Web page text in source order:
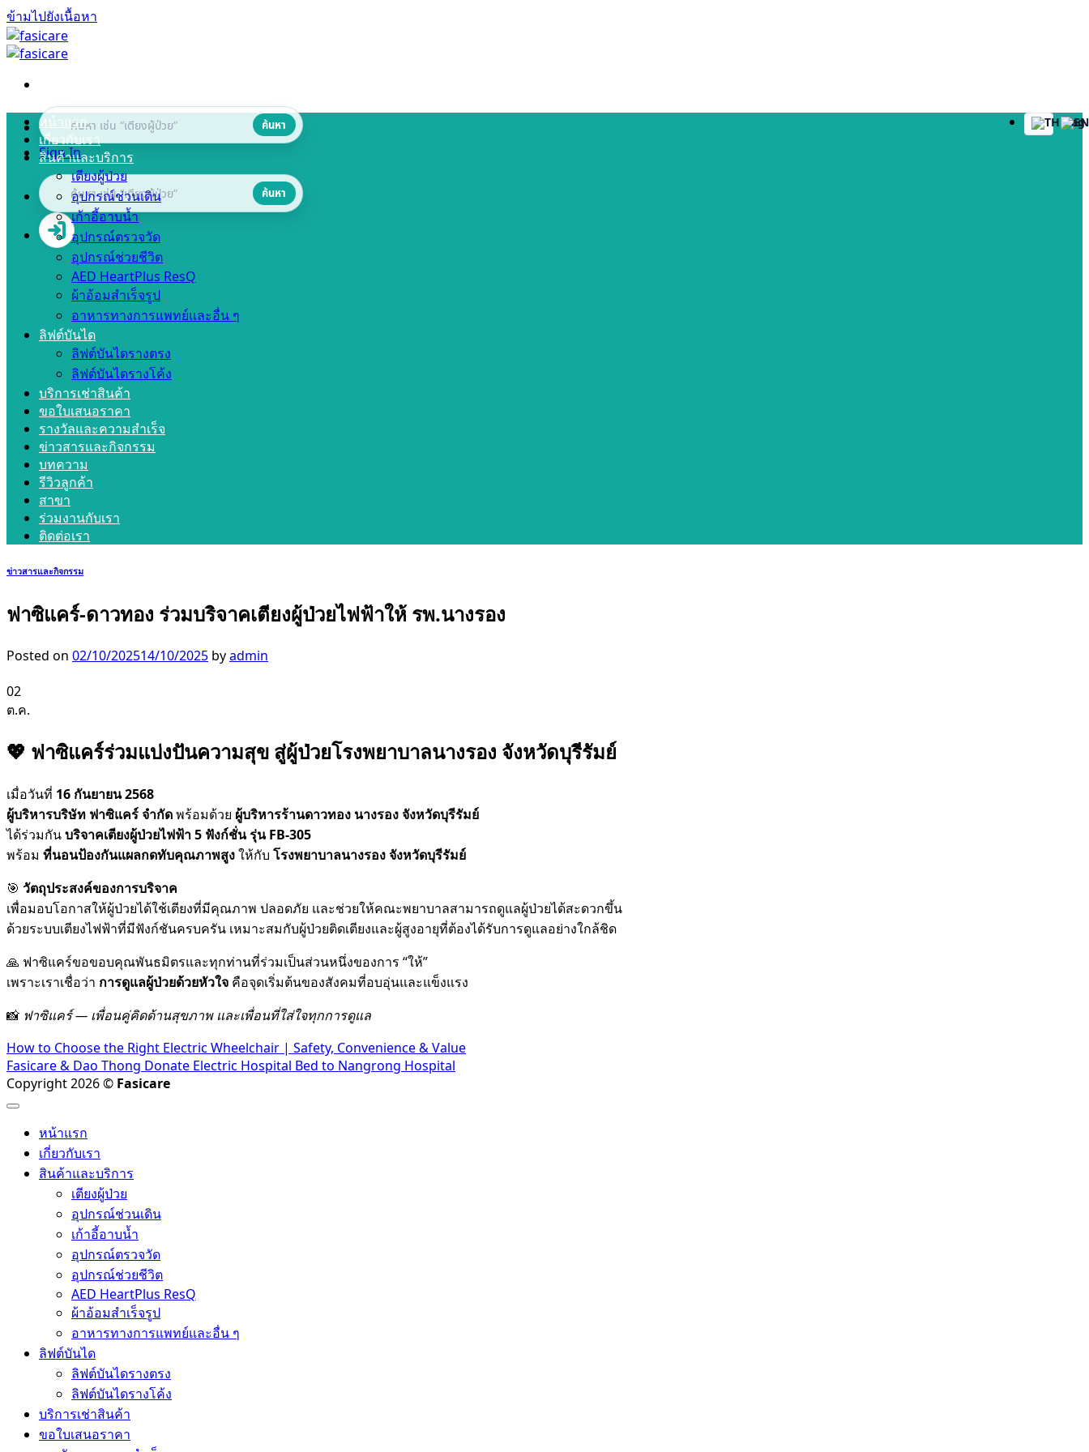
ข้ามไปยังเนื้อหา
ค้นหา
Sign In
ค้นหา
หน้าแรก
เกี่ยวกับเรา
สินค้าและบริการ
เตียงผู้ป่วย
อุปกรณ์ช่วนเดิน
เก้าอี้อาบน้ำ
อุปกรณ์ตรวจวัด
อุปกรณ์ช่วยชีวิต
AED HeartPlus ResQ
ผ้าอ้อมสำเร็จรูป
อาหารทางการแพทย์และอื่น ๆ
ลิฟต์บันได
ลิฟต์บันไดรางตรง
ลิฟต์บันไดรางโค้ง
บริการเช่าสินค้า
ขอใบเสนอราคา
รางวัลและความสำเร็จ
ข่าวสารและกิจกรรม
บทความ
รีวิวลูกค้า
สาขา
ร่วมงานกับเรา
ติดต่อเรา
ข่าวสารและกิจกรรม
ฟาซิแคร์-ดาวทอง ร่วมบริจาคเตียงผู้ป่วยไฟฟ้าให้ รพ.นางรอง
Posted on 02/10/202514/10/2025 byadmin
02
ต.ค.
💖 ฟาซิแคร์ร่วมแบ่งปันความสุข สู่ผู้ป่วยโรงพยาบาลนางรอง จังหวัดบุรีรัมย์
เมื่อวันที่ 16 กันยายน 2568
ผู้บริหารบริษัท ฟาซิแคร์ จำกัดพร้อมด้วย ผู้บริหารร้านดาวทอง นางรอง จังหวัดบุรีรัมย์
ได้ร่วมกันบริจาคเตียงผู้ป่วยไฟฟ้า 5 ฟังก์ชั่น รุ่น FB-305
พร้อม ที่นอนป้องกันแผลกดทับคุณภาพสูงให้กับ โรงพยาบาลนางรอง จังหวัดบุรีรัมย์
🎯 วัตถุประสงค์ของการบริจาค
เพื่อมอบโอกาสให้ผู้ป่วยได้ใช้เตียงที่มีคุณภาพ ปลอดภัย และช่วยให้คณะพยาบาลสามารถดูแลผู้ป่วยได้สะดวกขึ้น
ด้วยระบบเตียงไฟฟ้าที่มีฟังก์ชันครบครัน เหมาะสมกับผู้ป่วยติดเตียงและผู้สูงอายุที่ต้องได้รับการดูแลอย่างใกล้ชิด
🙏 ฟาซิแคร์ขอขอบคุณพันธมิตรและทุกท่านที่ร่วมเป็นส่วนหนึ่งของการ “ให้”
เพราะเราเชื่อว่า การดูแลผู้ป่วยด้วยหัวใจ คือจุดเริ่มต้นของสังคมที่อบอุ่นและแข็งแรง
📸 ฟาซิแคร์ — เพื่อนคู่คิดด้านสุขภาพ และเพื่อนที่ใส่ใจทุกการดูแล
How to Choose the Right Electric Wheelchair | Safety, Convenience & Value
Fasicare & Dao Thong Donate Electric Hospital Bed to Nangrong Hospital
Copyright 2026 © Fasicare
หน้าแรก
เกี่ยวกับเรา
สินค้าและบริการ
เตียงผู้ป่วย
อุปกรณ์ช่วนเดิน
เก้าอี้อาบน้ำ
อุปกรณ์ตรวจวัด
อุปกรณ์ช่วยชีวิต
AED HeartPlus ResQ
ผ้าอ้อมสำเร็จรูป
อาหารทางการแพทย์และอื่น ๆ
ลิฟต์บันได
ลิฟต์บันไดรางตรง
ลิฟต์บันไดรางโค้ง
บริการเช่าสินค้า
ขอใบเสนอราคา